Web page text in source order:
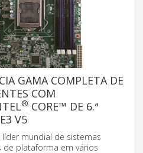
GAMA COMPLETA DE
COM
® CORE™ DE 6.ª
E3 V5
mundial de sistemas
de plataforma em vários